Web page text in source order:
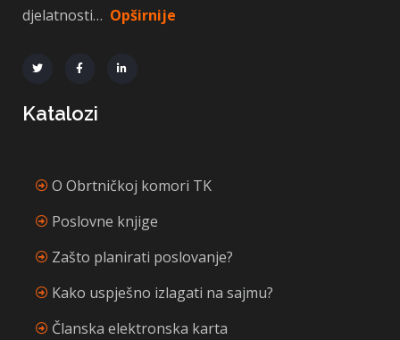
djelatnosti… Opširnije
Katalozi
O Obrtničkoj komori TK
Poslovne knjige
Zašto planirati poslovanje?
Kako uspješno izlagati na sajmu?
Članska elektronska karta